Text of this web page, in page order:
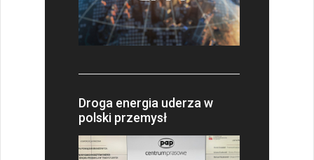
Droga energia uderza w
polski przemysł